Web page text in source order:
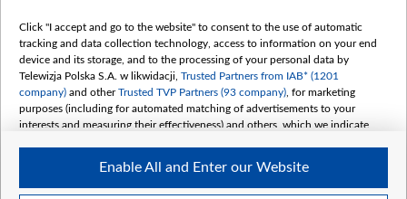
Жэстачайшы мульт
Belsat English
Biełsat PL
Белсат Now
Белсат History
Белсат Music
Белсат Doc
Click "I accept and go to the website" to consent to the use of automatic
tracking and data collection technology, access to information on your end
device and its storage, and to the processing of your personal data by
Telewizja Polska S.A. w likwidacji, Trusted Partners from IAB* (1201
company) and otherTrusted TVP Partners (93 company) , for marketing
purposes (including for automated matching of advertisements to your
interests and measuring their effectiveness) and others, which we indicate
The purposes of processing your data by TVP S.A. w likwidacji are as
follows:
Enable All and Enter our Website